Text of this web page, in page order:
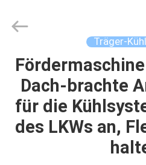
ZU
HAUSE
PRODUKTE
INDUSTRY
Reserved.
Träger-
Dach-brachte
für die
des LKWs an,